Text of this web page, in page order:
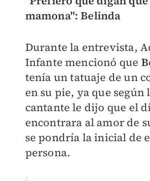
mamona": Belinda
Durante la entrevista,
Infante mencionó que
tenía un tatuaje de un
en su pie, ya que según
cantante le dijo que el
encontrara al amor de
se pondría la inicial de
persona.